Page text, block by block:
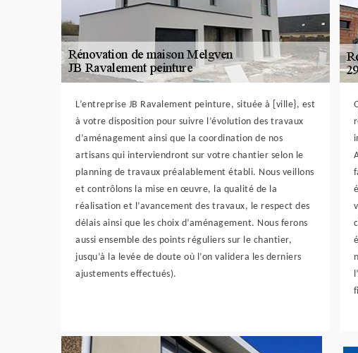
L’entreprise JB Ravalement peinture, située à [ville}, est
à votre disposition pour suivre l’évolution des travaux
d’aménagement ainsi que la coordination de nos
artisans qui interviendront sur votre chantier selon le
planning de travaux préalablement établi. Nous veillons
et contrôlons la mise en œuvre, la qualité de la
réalisation et l’avancement des travaux, le respect des
délais ainsi que les choix d’aménagement. Nous ferons
aussi ensemble des points réguliers sur le chantier,
jusqu’à la levée de doute où l’on validera les derniers
ajustements effectués).